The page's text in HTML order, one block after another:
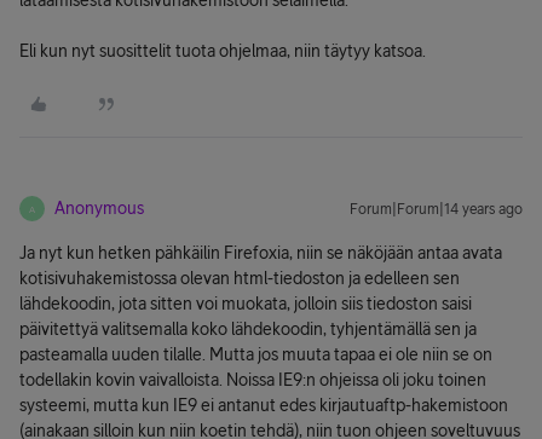
Eli kun nyt suosittelit tuota ohjelmaa, niin täytyy katsoa.
A Anonymous Forum|Forum|14 years ago
Ja nyt kun hetken pähkäilin Firefoxia, niin se näköjään antaa avata
kotisivuhakemistossa olevan html-tiedoston ja edelleen sen
lähdekoodin, jota sitten voi muokata, jolloin siis tiedoston saisi
päivitettyä valitsemalla koko lähdekoodin, tyhjentämällä sen ja
pasteamalla uuden tilalle. Mutta jos muuta tapaa ei ole niin se on
todellakin kovin vaivalloista. Noissa IE9:n ohjeissa oli joku toinen
systeemi, mutta kun IE9 ei antanut edes kirjautuaftp-hakemistoon
(ainakaan silloin kun niin koetin tehdä), niin tuon ohjeen soveltuvuus